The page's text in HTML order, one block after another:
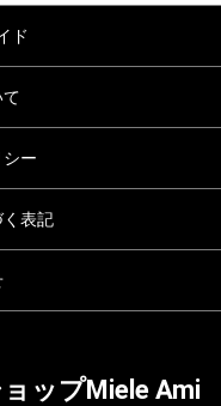
ド
ー
表記
ップMiele Ami